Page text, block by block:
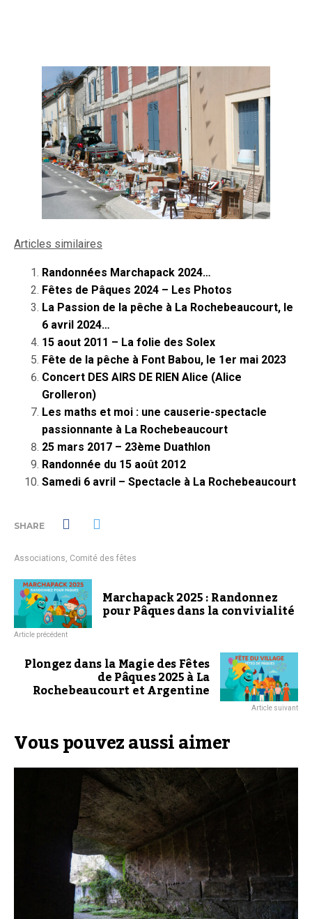
Articles similaires
Randonnées Marchapack 2024…
Fêtes de Pâques 2024 – Les Photos
La Passion de la pêche à La Rochebeaucourt, le
6 avril 2024…
15 aout 2011 – La folie des Solex
Fête de la pêche à Font Babou, le 1er mai 2023
Concert DES AIRS DE RIEN Alice (Alice
Grolleron)
Les maths et moi : une causerie-spectacle
passionnante à La Rochebeaucourt
25 mars 2017 – 23ème Duathlon
Randonnée du 15 août 2012
Samedi 6 avril – Spectacle à La Rochebeaucourt
SHARE
Associations, Comité des fêtes
Marchapack 2025 : Randonnez
pour Pâques dans la convivialité
Article précédent
Plongez dans la Magie des Fêtes
de Pâques 2025 à La
Rochebeaucourt et Argentine
Article suivant
Vous pouvez aussi aimer